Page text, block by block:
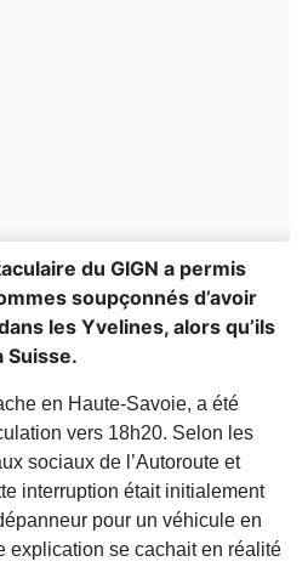
du GIGN a permis
soupçonnés d’avoir
les Yvelines, alors qu’ils
Suisse.
en Haute-Savoie, a été
vers 18h20. Selon les
sociaux de l’Autoroute et
interruption était initialement
pour un véhicule en
explication se cachait en réalité